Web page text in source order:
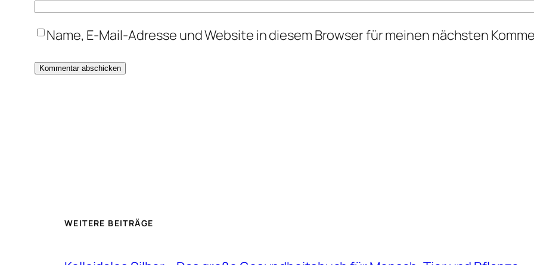
Name, E-Mail-Adresse und Website in diesem Browser für meinen nächsten
WEITERE BEITRÄGE